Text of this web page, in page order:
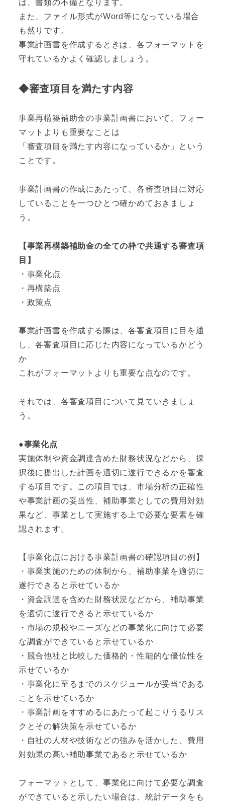
は、書類の不備となります。
また、ファイル形式がWord等になっている場合
も然りです。
事業計画書を作成するときは、各フォーマットを
守れているかよく確認しましょう。
◆審査項目を満たす内容
事業再構築補助金の事業計画書において、フォー
マットよりも重要なことは
「審査項目を満たす内容になっているか」という
ことです。
事業計画書の作成にあたって、各審査項目に対応
していることを一つひとつ確かめておきましょ
う。
【事業再構築補助金の全ての枠で共通する審査項
目】
・事業化点
・再構築点
・政策点
事業計画書を作成する際は、各審査項目に目を通
し、各審査項目に応じた内容になっているかどう
か
これがフォーマットよりも重要な点なのです。
それでは、各審査項目について見ていきましょ
う。
●事業化点
実施体制や資金調達含めた財務状況などから、採
択後に提出した計画を適切に遂行できるかを審査
する項目です。この項目では、市場分析の正確性
や事業計画の妥当性、補助事業としての費用対効
果など、事業として実施する上で必要な要素を確
認されます。
【事業化点における事業計画書の確認項目の例】
・事業実施のための体制から、補助事業を適切に
遂行できると示せているか
・資金調達を含めた財務状況などから、補助事業
を適切に遂行できると示せているか
・市場の規模やニーズなどの事業化に向けて必要
な調査ができていると示せているか
・競合他社と比較した価格的・性能的な優位性を
示せているか
・事業化に至るまでのスケジュールが妥当である
ことを示せているか
・事業計画をすすめるにあたって起こりうるリス
クとその解決策を示せているか
・自社の人材や技術などの強みを活かした、費用
対効果の高い補助事業であると示せているか
フォーマットとして、事業化に向けて必要な調査
ができていると示したい場合は、統計データをも